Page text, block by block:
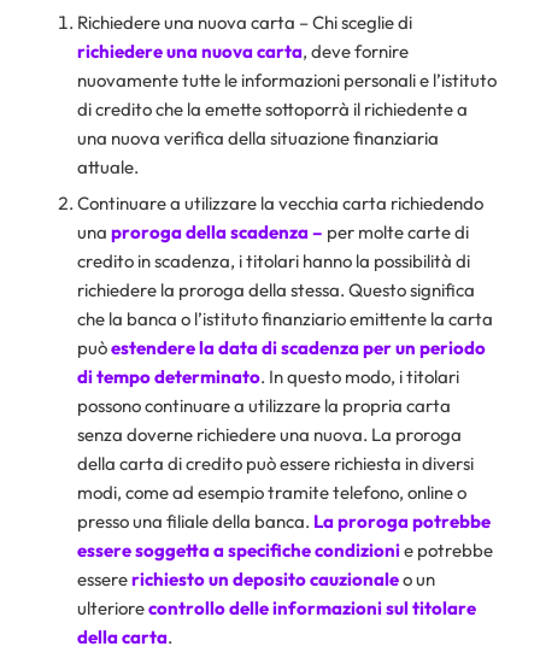
Richiedere una nuova carta – Chi sceglie di
richiedere una nuova carta, deve fornire
nuovamente tutte le informazioni personali e l’istituto
di credito che la emette sottoporrà il richiedente a
una nuova verifica della situazione finanziaria
attuale.
Continuare a utilizzare la vecchia carta richiedendo
una proroga della scadenza – per molte carte di
credito in scadenza, i titolari hanno la possibilità di
richiedere la proroga della stessa. Questo significa
che la banca o l’istituto finanziario emittente la carta
puòestendere la data di scadenza per un periodo
di tempo determinato. In questo modo, i titolari
possono continuare a utilizzare la propria carta
senza doverne richiedere una nuova. La proroga
della carta di credito può essere richiesta in diversi
modi, come ad esempio tramite telefono, online o
presso una filiale della banca. La proroga potrebbe
essere soggetta a specifiche condizionie potrebbe
essererichiesto un deposito cauzionaleo un
ulteriorecontrollo delle informazioni sul titolare
della carta.